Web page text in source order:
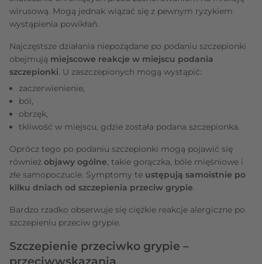
wirusową. Mogą jednak wiązać się z pewnym ryzykiem
wystąpienia powikłań.
Najczęstsze działania niepożądane po podaniu szczepionki
obejmują miejscowe reakcje w miejscu podania
szczepionki. U zaszczepionych mogą wystąpić:
zaczerwienienie,
ból,
obrzęk,
tkliwość w miejscu, gdzie została podana szczepionka.
Oprócz tego po podaniu szczepionki mogą pojawić się
również objawy ogólne, takie gorączka, bóle mięśniowe i
złe samopoczucie. Symptomy te ustępują samoistnie po
kilku dniach od szczepienia przeciw grypie.
Bardzo rzadko obserwuje się ciężkie reakcje alergiczne po
szczepieniu przeciw grypie.
Szczepienie przeciwko grypie –
przeciwwskazania